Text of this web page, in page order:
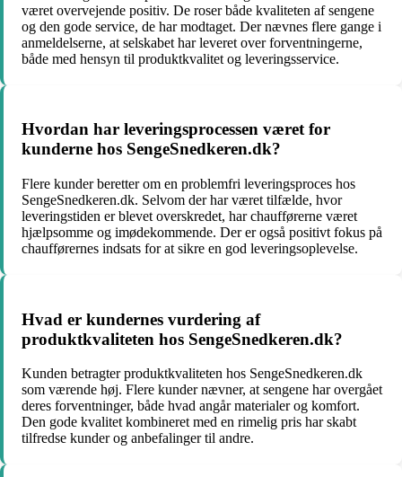
været overvejende positiv. De roser både kvaliteten af sengene
og den gode service, de har modtaget. Der nævnes flere gange i
anmeldelserne, at selskabet har leveret over forventningerne,
både med hensyn til produktkvalitet og leveringsservice.
Hvordan har leveringsprocessen været for
kunderne hos SengeSnedkeren.dk?
Flere kunder beretter om en problemfri leveringsproces hos
SengeSnedkeren.dk. Selvom der har været tilfælde, hvor
leveringstiden er blevet overskredet, har chaufførerne været
hjælpsomme og imødekommende. Der er også positivt fokus på
chaufførernes indsats for at sikre en god leveringsoplevelse.
Hvad er kundernes vurdering af
produktkvaliteten hos SengeSnedkeren.dk?
Kunden betragter produktkvaliteten hos SengeSnedkeren.dk
som værende høj. Flere kunder nævner, at sengene har overgået
deres forventninger, både hvad angår materialer og komfort.
Den gode kvalitet kombineret med en rimelig pris har skabt
tilfredse kunder og anbefalinger til andre.